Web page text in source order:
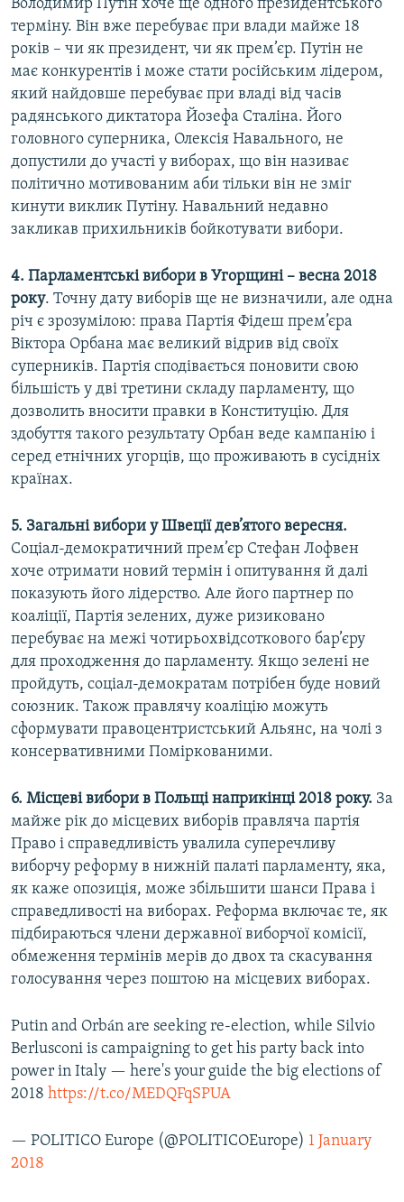
Володимир Путін хоче ще одного президентського
терміну. Він вже перебуває при влади майже 18
років – чи як президент, чи як прем’єр. Путін не
має конкурентів і може стати російським лідером,
який найдовше перебуває при владі від часів
радянського диктатора Йозефа Сталіна. Його
головного суперника, Олексія Навального, не
допустили до участі у виборах, що він називає
політично мотивованим аби тільки він не зміг
кинути виклик Путіну. Навальний недавно
закликав прихильників бойкотувати вибори.
4. Парламентські вибори в Угорщині – весна 2018
року. Точну дату виборів ще не визначили, але одна
річ є зрозумілою: права Партія Фідеш прем’єра
Віктора Орбана має великий відрив від своїх
суперників. Партія сподівається поновити свою
більшість у дві третини складу парламенту, що
дозволить вносити правки в Конституцію. Для
здобуття такого результату Орбан веде кампанію і
серед етнічних угорців, що проживають в сусідніх
країнах.
5. Загальні вибори у Швеції дев’ятого вересня.
Соціал-демократичний прем’єр Стефан Лофвен
хоче отримати новий термін і опитування й далі
показують його лідерство. Але його партнер по
коаліції, Партія зелених, дуже ризиковано
перебуває на межі чотирьохвідсоткового бар’єру
для проходження до парламенту. Якщо зелені не
пройдуть, соціал-демократам потрібен буде новий
союзник. Також правлячу коаліцію можуть
сформувати правоцентристський Альянс, на чолі з
консервативними Поміркованими.
6. Місцеві вибори в Польщі наприкінці 2018 року. За
майже рік до місцевих виборів правляча партія
Право і справедливість увалила суперечливу
виборчу реформу в нижній палаті парламенту, яка,
як каже опозиція, може збільшити шанси Права і
справедливості на виборах. Реформа включає те, як
підбираються члени державної виборчої комісії,
обмеження термінів мерів до двох та скасування
голосування через поштою на місцевих виборах.
Putin and Orbán are seeking re-election, while Silvio
Berlusconi is campaigning to get his party back into
power in Italy — here's your guide the big elections of
2018 https://t.co/MEDQFqSPUA
— POLITICO Europe (@POLITICOEurope) 1 January
2018